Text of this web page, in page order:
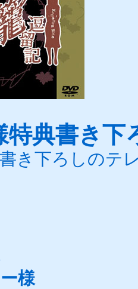
特典書き下
き下ろしのテ
様